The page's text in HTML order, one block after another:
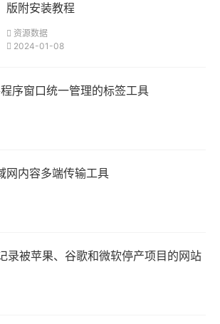
版附安装教程
资源数据
2024-01-08
序窗口统一管理的标签工具
网内容多端传输工具
录被苹果、谷歌和微软停产项目的网站